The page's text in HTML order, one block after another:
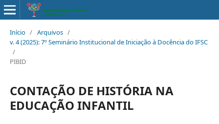
Início / Arquivos /
v. 4 (2025): 7º Seminário Institucional de Iniciação à Docência do IFSC
/
PIBID
CONTAÇÃO DE HISTÓRIA NA
EDUCAÇÃO INFANTIL